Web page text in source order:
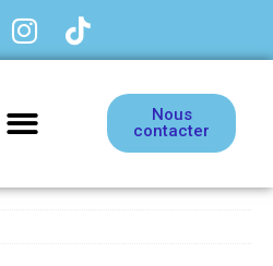
Nous
contacter